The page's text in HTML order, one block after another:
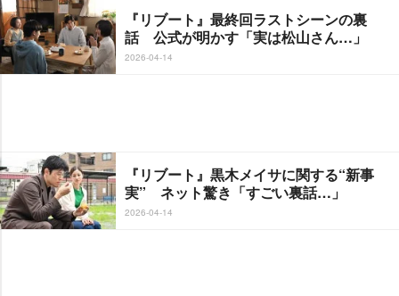
『リブート』最終回ラストシーンの裏
話 公式が明かす「実は松山さん…」
2026-04-14
『リブート』黒木メイサに関する“新事
実” ネット驚き「すごい裏話…」
2026-04-14